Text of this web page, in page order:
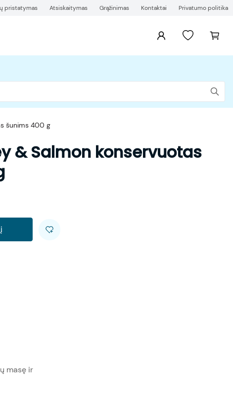
pristatymas Atsiskaitymas Grąžinimas Kontaktai Privatumo politika
šunims 400 g
& Salmon konservuotas
masę ir